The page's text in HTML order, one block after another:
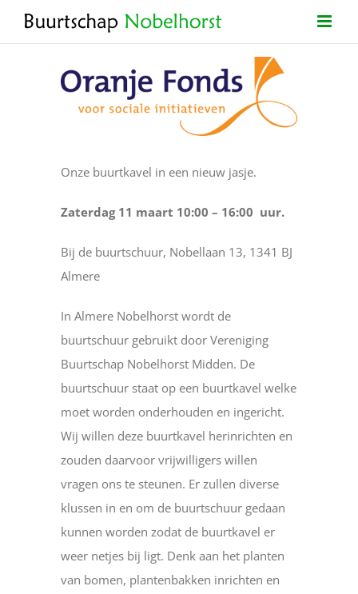
Bekijk
grotere
afbeelding
Onze buurtkavel in een nieuw jasje.
Zaterdag 11 maart 10:00 – 16:00 uur.
Bij de buurtschuur, Nobellaan 13, 1341 BJ
Almere
In Almere Nobelhorst wordt de
buurtschuur gebruikt door Vereniging
Buurtschap Nobelhorst Midden. De
buurtschuur staat op een buurtkavel welke
moet worden onderhouden en ingericht.
Wij willen deze buurtkavel herinrichten en
zouden daarvoor vrijwilligers willen
vragen ons te steunen. Er zullen diverse
klussen in en om de buurtschuur gedaan
kunnen worden zodat de buurtkavel er
weer netjes bij ligt. Denk aan het planten
van bomen, plantenbakken inrichten en